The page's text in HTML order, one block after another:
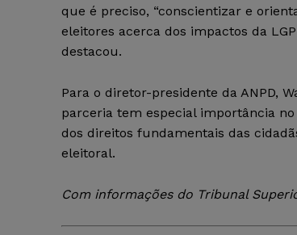
que é preciso, “conscientizar e
eleitores acerca dos impactos da
destacou.
Para o diretor-presidente da ANPD,
parceria tem especial importância
dos direitos fundamentais das
eleitoral.
Com informações do Tribunal